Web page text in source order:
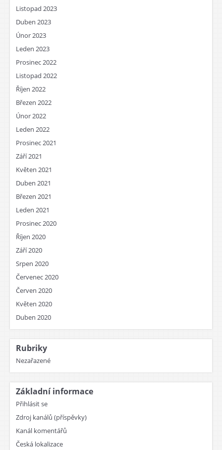
Listopad 2023
Duben 2023
Únor 2023
Leden 2023
Prosinec 2022
Listopad 2022
Říjen 2022
Březen 2022
Únor 2022
Leden 2022
Prosinec 2021
Září 2021
Květen 2021
Duben 2021
Březen 2021
Leden 2021
Prosinec 2020
Říjen 2020
Září 2020
Srpen 2020
Červenec 2020
Červen 2020
Květen 2020
Duben 2020
Rubriky
Nezařazené
Základní informace
Přihlásit se
Zdroj kanálů (příspěvky)
Kanál komentářů
Česká lokalizace